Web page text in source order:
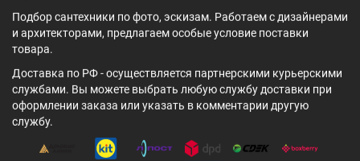
Подбор сантехники по фото, эскизам. Работаем с дизайнерами
и архитекторами, предлагаем особые условие поставки
товара.
Доставка по РФ - осуществляется партнерскими курьерскими
службами. Вы можете выбрать любую службу доставки при
оформлении заказа или указать в комментарии другую
службу.